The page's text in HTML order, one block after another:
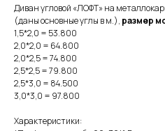
Диван угловой «ЛОФТ» на
(даны основные углы в м.), размер
1,5*2,0 = 53.800
2,0*2,0 = 64.800
2,0*2,5 = 74.800
2,5*2,5 = 79.800
2,5*3,0 = 84.500
3,0*3,0 = 97.800
Характеристики: